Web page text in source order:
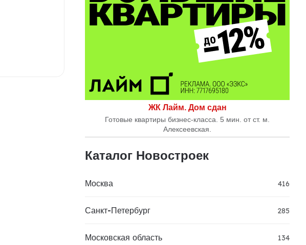
ЖК Лайм. Дом сдан
Готовые квартиры бизнес-класса. 5 мин. от ст. м.
Алексеевская.
Каталог Новостроек
Москва 416
Санкт-Петербург 285
Московская область 134